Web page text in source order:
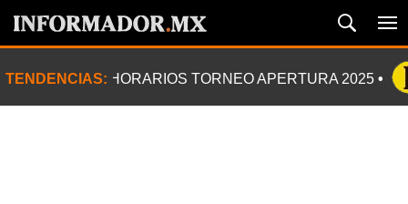
TENDENCIAS: HORARIOS TORNEO APERTURA 2025